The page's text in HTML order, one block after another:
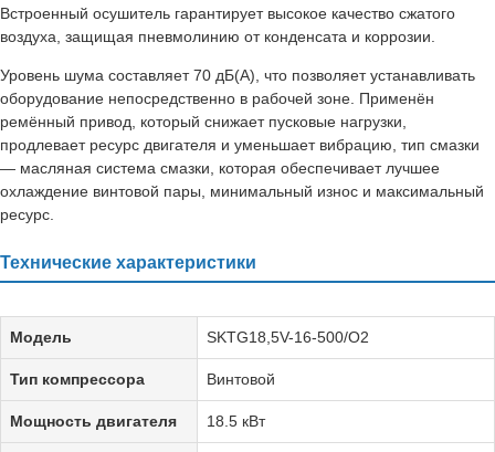
Встроенный осушитель гарантирует высокое качество сжатого
воздуха, защищая пневмолинию от конденсата и коррозии.
Уровень шума составляет 70 дБ(А), что позволяет устанавливать
оборудование непосредственно в рабочей зоне. Применён
ремённый привод, который снижает пусковые нагрузки,
продлевает ресурс двигателя и уменьшает вибрацию, тип смазки
— масляная система смазки, которая обеспечивает лучшее
охлаждение винтовой пары, минимальный износ и максимальный
ресурс.
Технические характеристики
Модель SKTG18,5V-16-500/O2
Тип компрессора Винтовой
Мощность двигателя 18.5 кВт